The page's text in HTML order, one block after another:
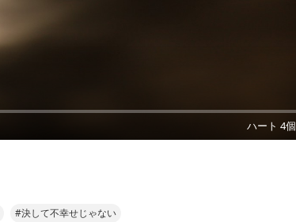
ハート 4個
#決して不幸せじゃない